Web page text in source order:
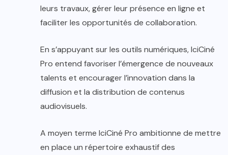
leurs travaux, gérer leur présence en ligne et
faciliter les opportunités de collaboration.
En s’appuyant sur les outils numériques, IciCiné
Pro entend favoriser l’émergence de nouveaux
talents et encourager l’innovation dans la
diffusion et la distribution de contenus
audiovisuels.
A moyen terme IciCiné Pro ambitionne de mettre
en place un répertoire exhaustif des